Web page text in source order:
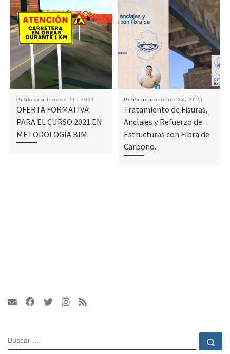
Publicada febrero 16, 2021
OFERTA FORMATIVA
PARA EL CURSO 2021 EN
METODOLOGÍA BIM.
Publicada octubre 27, 2021
Tratamiento de Fisuras,
Anclajes y Refuerzo de
Estructuras con Fibra de
Carbono.
BUSCAR